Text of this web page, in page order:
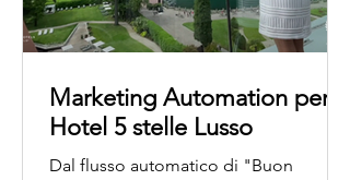
Marketing Automation per
Hotel 5 stelle Lusso
Dal flusso automatico di "Buon